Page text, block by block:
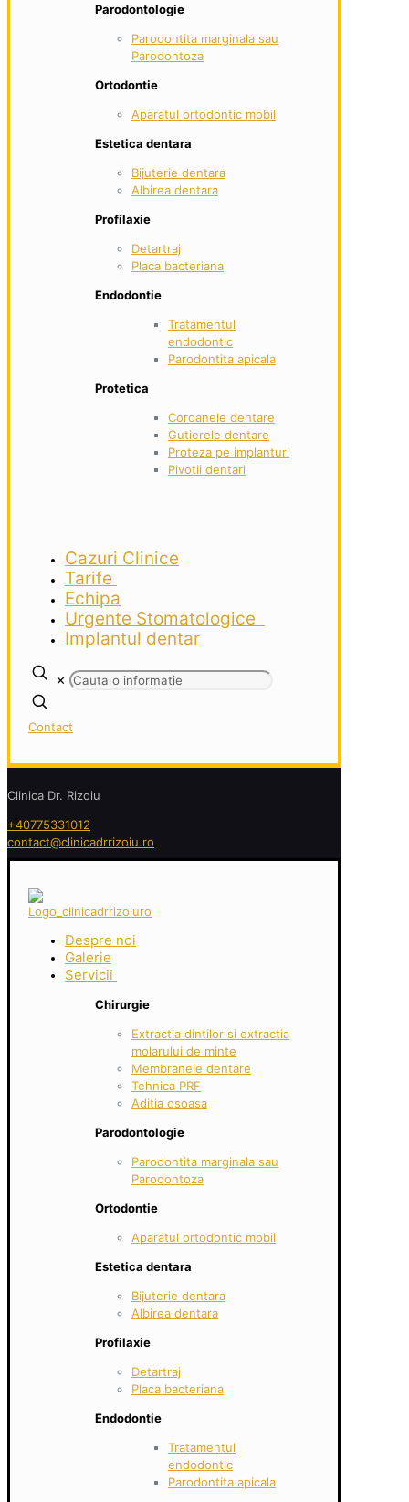
Parodontologie
Parodontita marginala sau
Parodontoza
Ortodontie
Aparatul ortodontic mobil
Estetica dentara
Bijuterie dentara
Albirea dentara
Profilaxie
Detartraj
Placa bacteriana
Endodontie
Tratamentul
endodontic
Parodontita apicala
Protetica
Coroanele dentare
Gutierele dentare
Proteza pe implanturi
Pivotii dentari
Cazuri Clinice
Tarife
Echipa
Urgente Stomatologice
Implantul dentar
✕
Contact
Clinica Dr. Rizoiu
+40775331012
contact@clinicadrrizoiu.ro
Despre noi
Galerie
Servicii
Chirurgie
Extractia dintilor si extractia
molarului de minte
Membranele dentare
Tehnica PRF
Aditia osoasa
Parodontologie
Parodontita marginala sau
Parodontoza
Ortodontie
Aparatul ortodontic mobil
Estetica dentara
Bijuterie dentara
Albirea dentara
Profilaxie
Detartraj
Placa bacteriana
Endodontie
Tratamentul
endodontic
Parodontita apicala